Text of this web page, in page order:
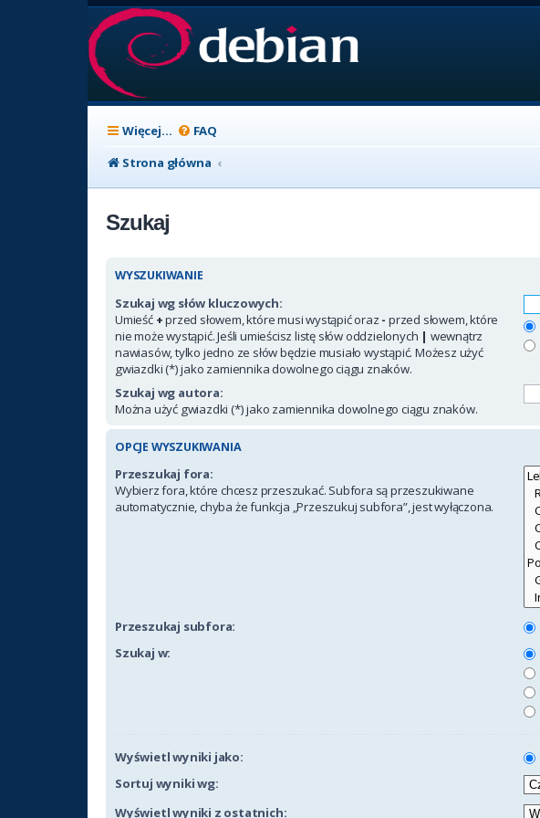
Więcej… FAQ
Strona główna
Szukaj
WYSZUKIWANIE
Szukaj wg słów kluczowych:
Umieść +przed słowem, które musi wystąpić oraz - przed słowem, które
nie może wystąpić. Jeśli umieścisz listę słów oddzielonych | wewnątrz
nawiasów, tylko jedno ze słów będzie musiało wystąpić. Możesz użyć
gwiazdki (*) jako zamiennika dowolnego ciągu znaków.
Szukaj wg autora:
Można użyć gwiazdki (*) jako zamiennika dowolnego ciągu znaków.
OPCJE WYSZUKIWANIA
Przeszukaj fora:
Wybierz fora, które chcesz przeszukać. Subfora są przeszukiwane
automatycznie, chyba że funkcja „Przeszukuj subfora”, jest wyłączona.
Przeszukaj subfora:
Szukaj w:
Wyświetl wyniki jako:
Sortuj wyniki wg:
Wyświetl wyniki z ostatnich: